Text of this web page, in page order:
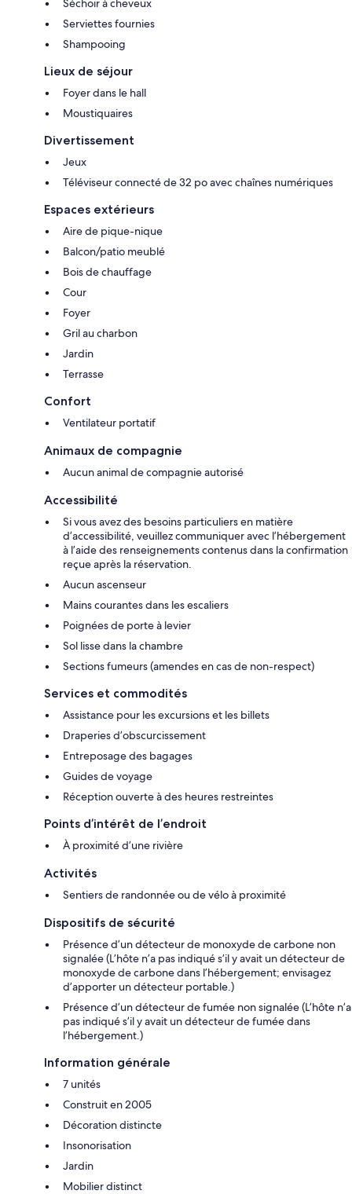
Séchoir à cheveux
Serviettes fournies
Shampooing
Lieux de séjour
Foyer dans le hall
Moustiquaires
Divertissement
Jeux
Téléviseur connecté de 32 po avec chaînes numériques
Espaces extérieurs
Aire de pique-nique
Balcon/patio meublé
Bois de chauffage
Cour
Foyer
Gril au charbon
Jardin
Terrasse
Confort
Ventilateur portatif
Animaux de compagnie
Aucun animal de compagnie autorisé
Accessibilité
Si vous avez des besoins particuliers en matière
d’accessibilité, veuillez communiquer avec l’hébergement
à l’aide des renseignements contenus dans la confirmation
reçue après la réservation.
Aucun ascenseur
Mains courantes dans les escaliers
Poignées de porte à levier
Sol lisse dans la chambre
Sections fumeurs (amendes en cas de non-respect)
Services et commodités
Assistance pour les excursions et les billets
Draperies d’obscurcissement
Entreposage des bagages
Guides de voyage
Réception ouverte à des heures restreintes
Points d’intérêt de l’endroit
À proximité d’une rivière
Activités
Sentiers de randonnée ou de vélo à proximité
Dispositifs de sécurité
Présence d’un détecteur de monoxyde de carbone non
signalée (L’hôte n’a pas indiqué s’il y avait un détecteur de
monoxyde de carbone dans l’hébergement; envisagez
d’apporter un détecteur portable.)
Présence d’un détecteur de fumée non signalée (L’hôte n’a
pas indiqué s’il y avait un détecteur de fumée dans
l’hébergement.)
Information générale
7 unités
Construit en 2005
Décoration distincte
Insonorisation
Jardin
Mobilier distinct